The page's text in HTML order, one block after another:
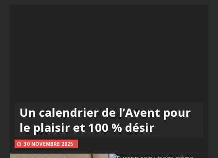
Un calendrier de l’Avent pour
le plaisir et 100 % désir
30 NOVEMBRE 2025